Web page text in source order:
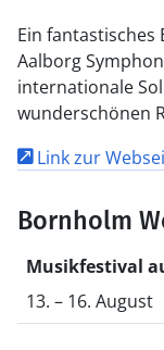
Ein fantastisches
Aalborg
internationale
wunderschönen
Link zur
Bornholm
Musikfestival
13. – 16. August